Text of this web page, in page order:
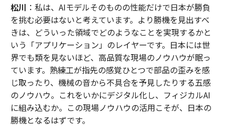
松川 ：私は、AIモデルそのものの性能だけで日本が勝負
を挑む必要はないと考えています。より勝機を見出すべ
きは、どういった領域でどのようなことを実現するかと
いう「アプリケーション」のレイヤーです。日本には世
界でも類を見ないほど、高品質な現場のノウハウが眠っ
ています。熟練工が指先の感覚ひとつで部品の歪みを感
じ取ったり、機械の音から不具合を予見したりする五感
のノウハウ。これをいかにデジタル化し、フィジカルAI
に組み込むか。この現場ノウハウの活用こそが、日本の
勝機となるはずです。